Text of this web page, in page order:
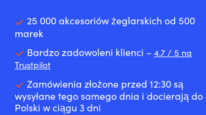
25 000 akcesoriów żeglarskich od 500
marek
Bardzo zadowoleni klienci – 4.7 / 5 na
Trustpilot
Zamówienia złożone przed 12:30 są
wysyłane tego samego dnia i docierają do
Polski w ciągu 3 dni